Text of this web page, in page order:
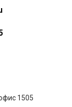
1505